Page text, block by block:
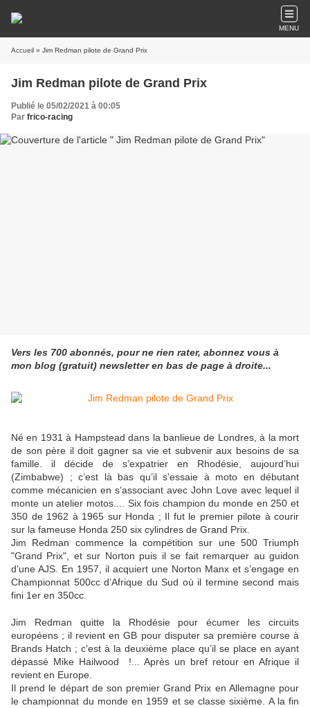
MENU
Accueil » Jim Redman pilote de Grand Prix
Jim Redman pilote de Grand Prix
Publié le 05/02/2021 à 00:05
Par frico-racing
Vers les 700 abonnés, pour ne rien rater, abonnez vous à
mon blog (gratuit) newsletter en bas de page à droite...
Né en 1931 à Hampstead dans la banlieue de Londres, à la mort
de son père il doit gagner sa vie et subvenir aux besoins de sa
famille. il décide de s’expatrier en Rhodésie, aujourd’hui
(Zimbabwe) ; c’est là bas qu’il s'essaie à moto en débutant
comme mécanicien en s’associant avec John Love avec lequel il
monte un atelier motos.... Six fois champion du monde en 250 et
350 de 1962 à 1965 sur Honda ; Il fut le premier pilote à courir
sur la fameuse Honda 250 six cylindres de Grand Prix.
Jim Redman commence la compétition sur une 500 Triumph
"Grand Prix", et sur Norton puis il se fait remarquer au guidon
d’une AJS. En 1957, il acquiert une Norton Manx et s’engage en
Championnat 500cc d’Afrique du Sud où il termine second mais
fini 1er en 350cc.
Jim Redman quitte la Rhodésie pour écumer les circuits
européens ; il revient en GB pour disputer sa première course à
Brands Hatch ; c’est à la deuxième place qu’il se place en ayant
dépassé Mike Hailwood !... Après un bref retour en Afrique il
revient en Europe.
Il prend le départ de son premier Grand Prix en Allemagne pour
le championnat du monde en 1959 et se classe sixième. A la fin